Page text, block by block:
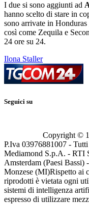
I due si sono aggiunti ad
hanno scelto di stare in
sono arrivate in
così come Zequila e
24 ore su 24.
Ilona Staller
Seguici su
Copyright ©
P.Iva 03976881007 -
Mediamond S.p.A. - RTI
Amsterdam (Paesi
Monzese (MI)Rispetto ai
riprodotti è vietata ogni
sistemi di intelligenza
espresso di utilizzare